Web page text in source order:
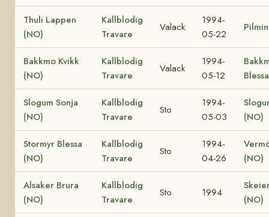
Thuli Lappen
(NO)
Kallblodig
Travare
Valack
1994-
05-22
Bakkmo Kvikk
(NO)
Kallblodig
Travare
Valack
1994-
05-12
Slogum Sonja
(NO)
Kallblodig
Travare
Sto
1994-
05-03
(NO)
Stormyr Blessa
(NO)
Kallblodig
Travare
Sto
1994-
04-26
(NO)
Alsaker Brura
(NO)
Kallblodig
Travare
Sto 1994
(NO)